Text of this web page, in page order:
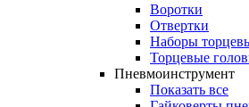
Воротки
Отвертки
Наборы
Торцевые
Пневмоинструмент
Показать все